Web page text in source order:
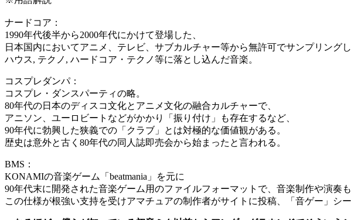
ナードコア：
1990年代後半から2000年代にかけて登場した、
日本国内においてアニメ、テレビ、サブカルチャー等から無許可でサンプリングし
ハウス, テクノ, ハードコア・テクノ等に落とし込んだ音楽。
コスプレダンパ：
コスプレ・ダンスパーティの略。
80年代の日本のディスコ文化とアニメ文化の融合カルチャーで、
アニソン、ユーロビートなどがかかり「振り付け」も存在するなど、
90年代に勃興した狭義での「クラブ」とは対極的な価値観がある。
歴史は意外と古く80年代の同人誌即売会から始まったと言われる。
BMS：
KONAMIの音楽ゲーム「beatmania」を元に
90年代末に開発された音楽ゲーム用のファイルフォーマットで、音楽制作や演奏も
この仕様が根強い支持を受けアマチュアの制作者がサイトに投稿、「音ゲー」シー